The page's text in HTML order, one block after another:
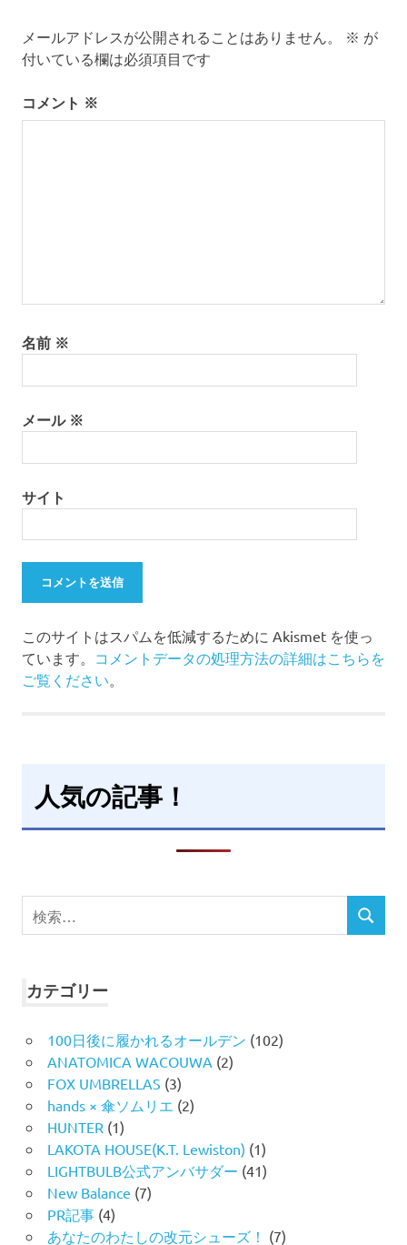
ー
シ
メールアドレスが公開されることはありません。 ※ が
付いている欄は必須項目です
コメント ※
名前 ※
メール ※
サイト
このサイトはスパムを低減するために Akismet を使っ
ています。 コメントデータの処理方法の詳細はこちらを
ご覧ください。
人気の記事！
検
索
検
カテゴリー
100日後に履かれるオールデン (102)
ANATOMICA WACOUWA (2)
FOX UMBRELLAS (3)
hands × 傘ソムリエ (2)
HUNTER (1)
LAKOTA HOUSE(K.T. Lewiston) (1)
LIGHTBULB公式アンバサダー (41)
New Balance (7)
PR記事(4)
あなたのわたしの改元シューズ！ (7)